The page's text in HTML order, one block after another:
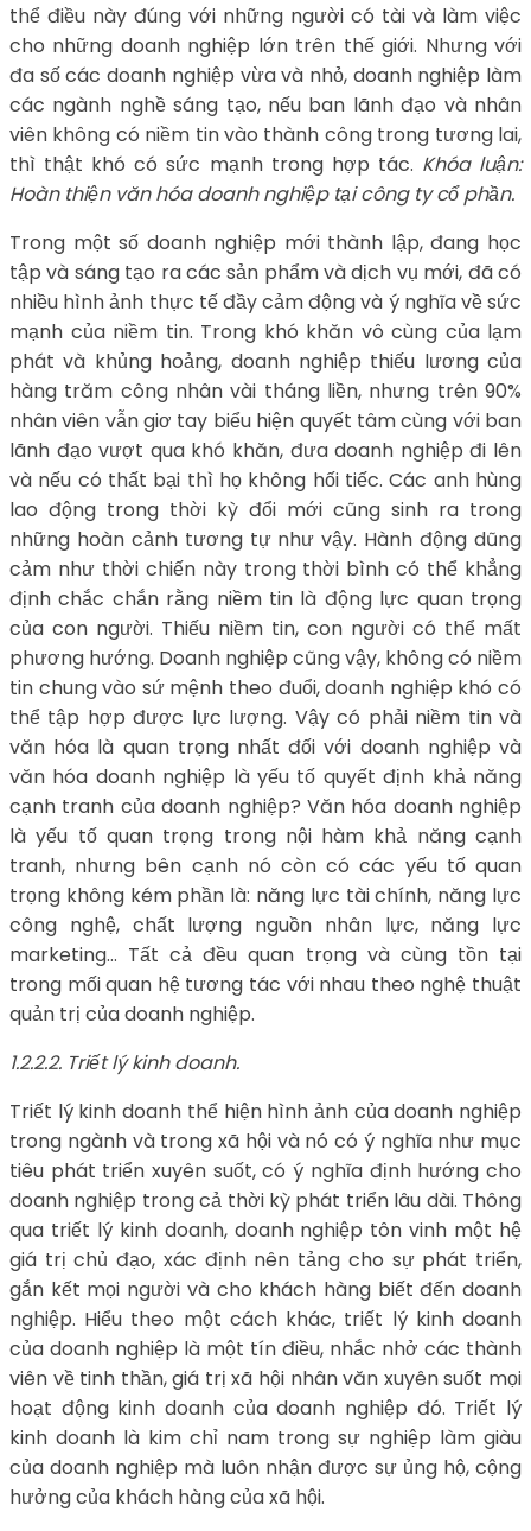
thể điều này đúng với những người có tài và làm việc
cho những doanh nghiệp lớn trên thế giới. Nhưng với
đa số các doanh nghiệp vừa và nhỏ, doanh nghiệp làm
các ngành nghề sáng tạo, nếu ban lãnh đạo và nhân
viên không có niềm tin vào thành công trong tương lai,
thì thật khó có sức mạnh trong hợp tác. Khóa luận:
Hoàn thiện văn hóa doanh nghiệp tại công ty cổ phần.
Trong một số doanh nghiệp mới thành lập, đang học
tập và sáng tạo ra các sản phẩm và dịch vụ mới, đã có
nhiều hình ảnh thực tế đầy cảm động và ý nghĩa về sức
mạnh của niềm tin. Trong khó khăn vô cùng của lạm
phát và khủng hoảng, doanh nghiệp thiếu lương của
hàng trăm công nhân vài tháng liền, nhưng trên 90%
nhân viên vẫn giơ tay biểu hiện quyết tâm cùng với ban
lãnh đạo vượt qua khó khăn, đưa doanh nghiệp đi lên
và nếu có thất bại thì họ không hối tiếc. Các anh hùng
lao động trong thời kỳ đổi mới cũng sinh ra trong
những hoàn cảnh tương tự như vậy. Hành động dũng
cảm như thời chiến này trong thời bình có thể khẳng
định chắc chắn rằng niềm tin là động lực quan trọng
của con người. Thiếu niềm tin, con người có thể mất
phương hướng. Doanh nghiệp cũng vậy, không có niềm
tin chung vào sứ mệnh theo đuổi, doanh nghiệp khó có
thể tập hợp được lực lượng. Vậy có phải niềm tin và
văn hóa là quan trọng nhất đối với doanh nghiệp và
văn hóa doanh nghiệp là yếu tố quyết định khả năng
cạnh tranh của doanh nghiệp? Văn hóa doanh nghiệp
là yếu tố quan trọng trong nội hàm khả năng cạnh
tranh, nhưng bên cạnh nó còn có các yếu tố quan
trọng không kém phần là: năng lực tài chính, năng lực
công nghệ, chất lượng nguồn nhân lực, năng lực
marketing… Tất cả đều quan trọng và cùng tồn tại
trong mối quan hệ tương tác với nhau theo nghệ thuật
quản trị của doanh nghiệp.
1.2.2.2. Triết lý kinh doanh.
Triết lý kinh doanh thể hiện hình ảnh của doanh nghiệp
trong ngành và trong xã hội và nó có ý nghĩa như mục
tiêu phát triển xuyên suốt, có ý nghĩa định hướng cho
doanh nghiệp trong cả thời kỳ phát triển lâu dài. Thông
qua triết lý kinh doanh, doanh nghiệp tôn vinh một hệ
giá trị chủ đạo, xác định nên tảng cho sự phát triển,
gắn kết mọi người và cho khách hàng biết đến doanh
nghiệp. Hiểu theo một cách khác, triết lý kinh doanh
của doanh nghiệp là một tín điều, nhắc nhở các thành
viên về tinh thần, giá trị xã hội nhân văn xuyên suốt mọi
hoạt động kinh doanh của doanh nghiệp đó. Triết lý
kinh doanh là kim chỉ nam trong sự nghiệp làm giàu
của doanh nghiệp mà luôn nhận được sự ủng hộ, cộng
hưởng của khách hàng của xã hội.